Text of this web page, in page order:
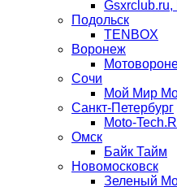
Gsxrclub.ru,
Подольск
TENBOX
Воронеж
Сочи
Мой Мир
Санкт-Петербург
Moto-
Омск
Байк Тайм
Новомосковск
Зеленый